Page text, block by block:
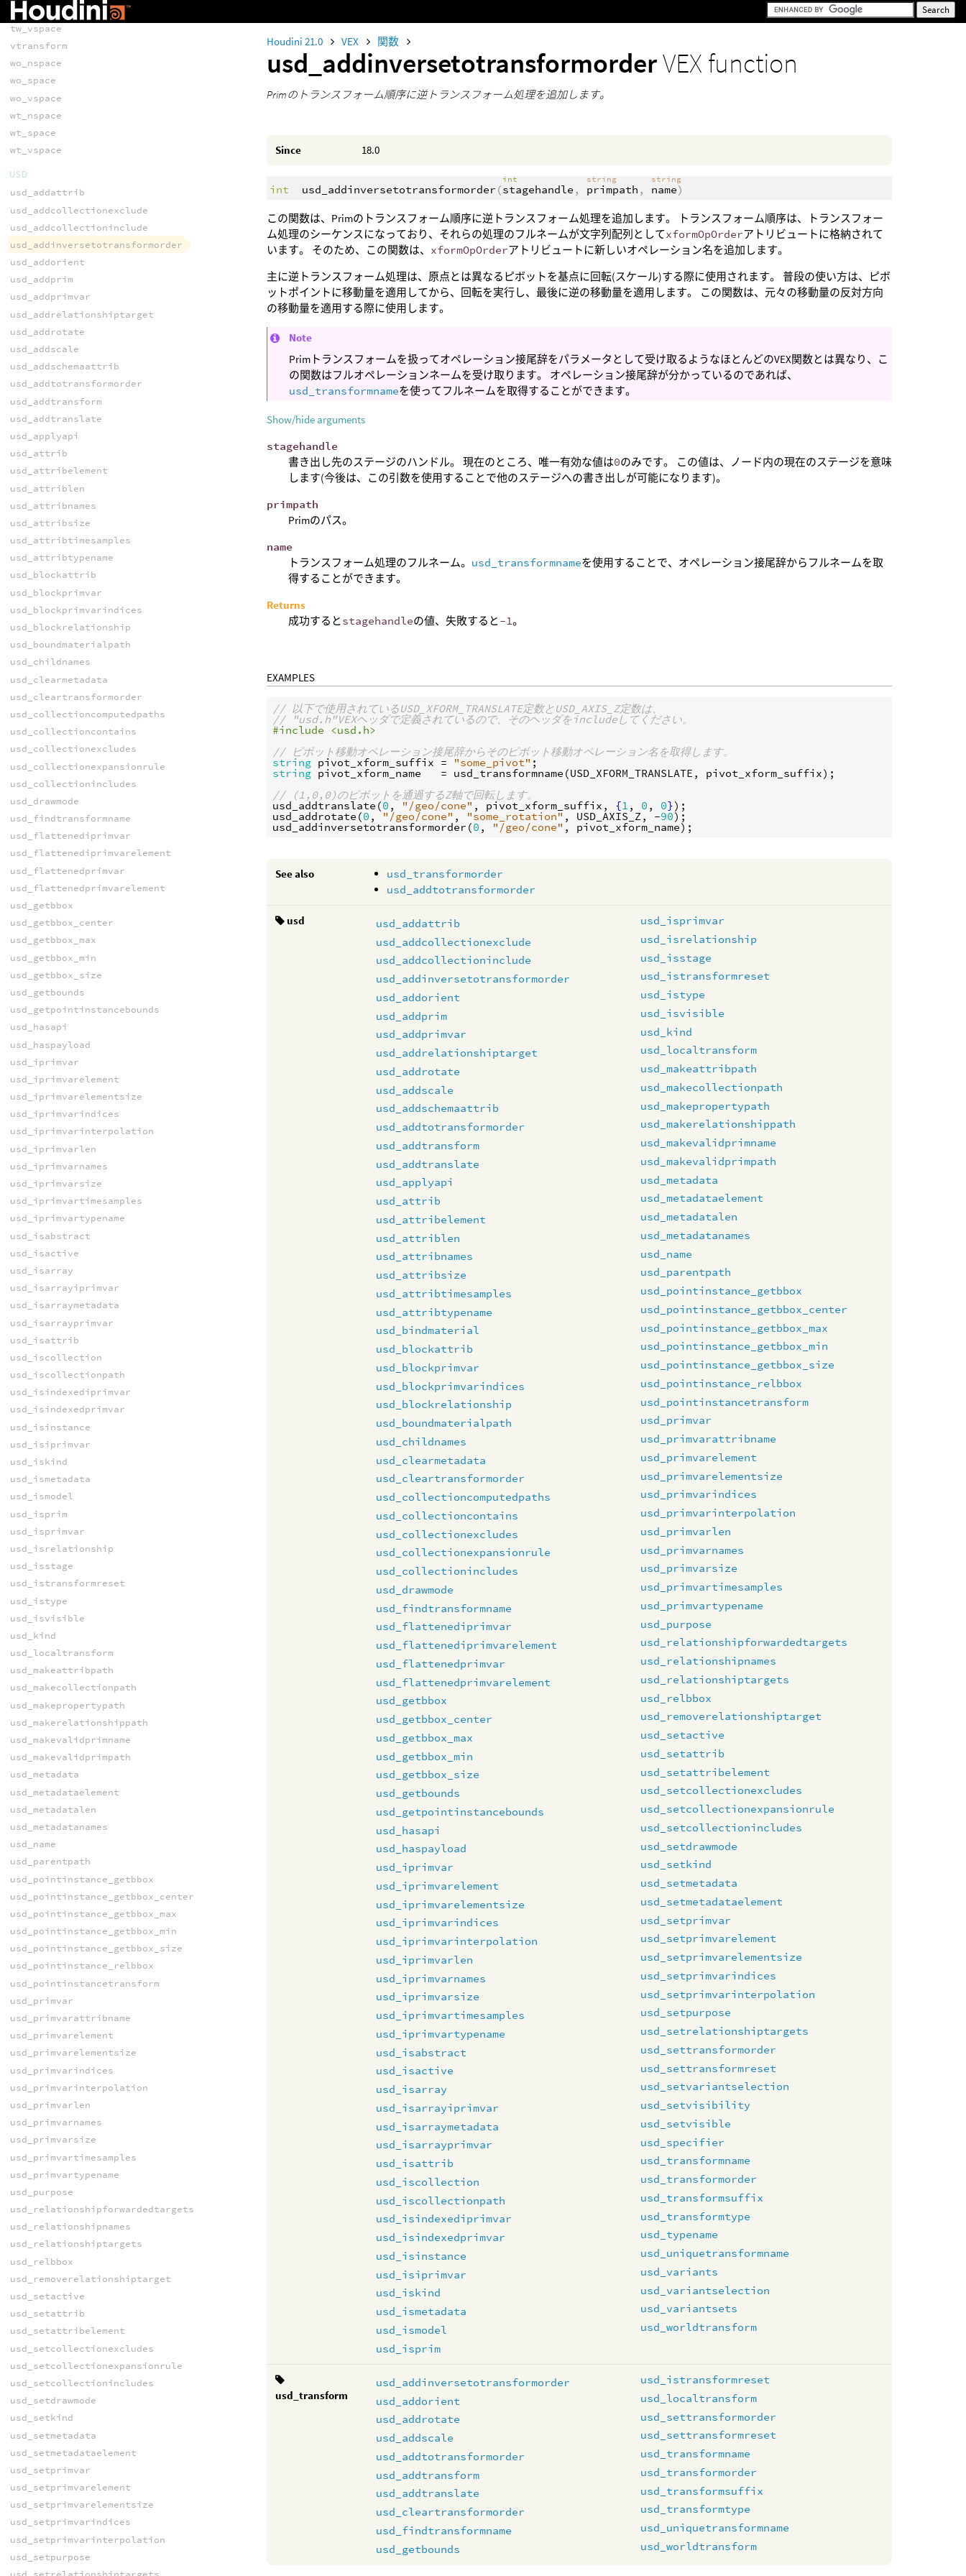
Houdini 21.0 VEX 関数
usd_addinversetotransformorderVEX function
Primのトランスフォーム順序に逆トランスフォーム処理を追加します。
Since 18.0
int usd_addinversetotransformorder (
int
stagehandle ,
string
primpath ,
string
name)
この関数は、Primのトランスフォーム順序に逆トランスフォーム処理を追加します。 トランスフォーム順序は、トランスフォー
ム処理のシーケンスになっており、それらの処理のフルネームが文字列配列としてxformOpOrderアトリビュートに格納されて
います。 そのため、この関数は、 xformOpOrderアトリビュートに新しいオペレーション名を追加します。
主に逆トランスフォーム処理は、原点とは異なるピボットを基点に回転(スケール)する際に使用されます。 普段の使い方は、ピボ
ットポイントに移動量を適用してから、回転を実行し、最後に逆の移動量を適用します。 この関数は、元々の移動量の反対方向
の移動量を適用する際に使用します。
Note
Primトランスフォームを扱ってオペレーション接尾辞をパラメータとして受け取るようなほとんどのVEX関数とは異なり、こ
の関数はフルオペレーションネームを受け取ります。 オペレーション接尾辞が分かっているのであれば、
usd_transformnameを使ってフルネームを取得することができます。
Show/hide arguments
stagehandle
書き出し先のステージのハンドル。 現在のところ、唯一有効な値は0のみです。 この値は、ノード内の現在のステージを意味
します(今後は、この引数を使用することで他のステージへの書き出しが可能になります)。
primpath
Primのパス。
name
トランスフォーム処理のフルネーム。 usd_transformnameを使用することで、オペレーション接尾辞からフルネームを取
得することができます。
Returns
成功するとstagehandleの値、失敗すると-1。
EXAMPLES
// 以下で使用されているUSD_XFORM_TRANSLATE定数とUSD_AXIS_Z定数は、
// "usd.h"VEXヘッダで定義されているので、そのヘッダをincludeしてください。
#include <usd.h>
// ピボット移動オペレーション接尾辞からそのピボット移動オペレーション名を取得します。
string pivot_xform_suffix = "some_pivot"
string pivot_xform_name
   =
usd_transformname (USD_XFORM_TRANSLATE , pivot_xform_suffix);
// (1,0,0)のピボットを通過するZ軸で回転します。
usd_addtranslate (0 , "/geo/cone" , pivot_xform_suffix , {1 , 0 , 0}
usd_addrotate (0 , "/geo/cone" , "some_rotation" , USD_AXIS_Z , -90
usd_addinversetotransformorder (0 , "/geo/cone" , pivot_xform_name
See also
usd_transformorder
usd_addtotransformorder
usd
usd_addattrib
usd_addcollectionexclude
usd_addcollectioninclude
usd_addinversetotransformorder
usd_addorient
usd_addprim
usd_addprimvar
usd_addrelationshiptarget
usd_addrotate
usd_addscale
usd_addschemaattrib
usd_addtotransformorder
usd_addtransform
usd_addtranslate
usd_applyapi
usd_attrib
usd_attribelement
usd_attriblen
usd_attribnames
usd_attribsize
usd_attribtimesamples
usd_attribtypename
usd_bindmaterial
usd_blockattrib
usd_blockprimvar
usd_blockprimvarindices
usd_blockrelationship
usd_boundmaterialpath
usd_childnames
usd_clearmetadata
usd_cleartransformorder
usd_collectioncomputedpaths
usd_collectioncontains
usd_collectionexcludes
usd_collectionexpansionrule
usd_collectionincludes
usd_drawmode
usd_findtransformname
usd_flattenediprimvar
usd_flattenediprimvarelement
usd_flattenedprimvar
usd_flattenedprimvarelement
usd_getbbox
usd_getbbox_center
usd_getbbox_max
usd_getbbox_min
usd_getbbox_size
usd_getbounds
usd_getpointinstancebounds
usd_hasapi
usd_haspayload
usd_iprimvar
usd_iprimvarelement
usd_iprimvarelementsize
usd_iprimvarindices
usd_iprimvarinterpolation
usd_iprimvarlen
usd_iprimvarnames
usd_iprimvarsize
usd_iprimvartimesamples
usd_iprimvartypename
usd_isabstract
usd_isactive
usd_isarray
usd_isarrayiprimvar
usd_isarraymetadata
usd_isarrayprimvar
usd_isattrib
usd_iscollection
usd_iscollectionpath
usd_isindexediprimvar
usd_isindexedprimvar
usd_isinstance
usd_isiprimvar
usd_iskind
usd_ismetadata
usd_ismodel
usd_isprim
usd_isprimvar
usd_isrelationship
usd_isstage
usd_istransformreset
usd_istype
usd_isvisible
usd_kind
usd_localtransform
usd_makeattribpath
usd_makecollectionpath
usd_makepropertypath
usd_makerelationshippath
usd_makevalidprimname
usd_makevalidprimpath
usd_metadata
usd_metadataelement
usd_metadatalen
usd_metadatanames
usd_name
usd_parentpath
usd_pointinstance_getbbox
usd_pointinstance_getbbox_center
usd_pointinstance_getbbox_max
usd_pointinstance_getbbox_min
usd_pointinstance_getbbox_size
usd_pointinstance_relbbox
usd_pointinstancetransform
usd_primvar
usd_primvarattribname
usd_primvarelement
usd_primvarelementsize
usd_primvarindices
usd_primvarinterpolation
usd_primvarlen
usd_primvarnames
usd_primvarsize
usd_primvartimesamples
usd_primvartypename
usd_purpose
usd_relationshipforwardedtargets
usd_relationshipnames
usd_relationshiptargets
usd_relbbox
usd_removerelationshiptarget
usd_setactive
usd_setattrib
usd_setattribelement
usd_setcollectionexcludes
usd_setcollectionexpansionrule
usd_setcollectionincludes
usd_setdrawmode
usd_setkind
usd_setmetadata
usd_setmetadataelement
usd_setprimvar
usd_setprimvarelement
usd_setprimvarelementsize
usd_setprimvarindices
usd_setprimvarinterpolation
usd_setpurpose
usd_setrelationshiptargets
usd_settransformorder
usd_settransformreset
usd_setvariantselection
usd_setvisibility
usd_setvisible
usd_specifier
usd_transformname
usd_transformorder
usd_transformsuffix
usd_transformtype
usd_typename
usd_uniquetransformname
usd_variants
usd_variantselection
usd_variantsets
usd_worldtransform
usd_transform
usd_addinversetotransformorder
usd_addorient
usd_addrotate
usd_addscale
usd_addtotransformorder
usd_addtransform
usd_addtranslate
usd_cleartransformorder
usd_findtransformname
usd_getbounds
usd_istransformreset
usd_localtransform
usd_settransformorder
usd_settransformreset
usd_transformname
usd_transformorder
usd_transformsuffix
usd_transformtype
usd_uniquetransformname
usd_worldtransform
tw_space
tw_vspace
vtransform
wo_nspace
wo_space
wo_vspace
wt_nspace
wt_space
wt_vspace
USD
usd_addattrib
usd_addcollectionexclude
usd_addcollectioninclude
usd_addinversetotransformorder
usd_addorient
usd_addprim
usd_addprimvar
usd_addrelationshiptarget
usd_addrotate
usd_addscale
usd_addschemaattrib
usd_addtotransformorder
usd_addtransform
usd_addtranslate
usd_applyapi
usd_attrib
usd_attribelement
usd_attriblen
usd_attribnames
usd_attribsize
usd_attribtimesamples
usd_attribtypename
usd_blockattrib
usd_blockprimvar
usd_blockprimvarindices
usd_blockrelationship
usd_boundmaterialpath
usd_childnames
usd_clearmetadata
usd_cleartransformorder
usd_collectioncomputedpaths
usd_collectioncontains
usd_collectionexcludes
usd_collectionexpansionrule
usd_collectionincludes
usd_drawmode
usd_findtransformname
usd_flattenediprimvar
usd_flattenediprimvarelement
usd_flattenedprimvar
usd_flattenedprimvarelement
usd_getbbox
usd_getbbox_center
usd_getbbox_max
usd_getbbox_min
usd_getbbox_size
usd_getbounds
usd_getpointinstancebounds
usd_hasapi
usd_haspayload
usd_iprimvar
usd_iprimvarelement
usd_iprimvarelementsize
usd_iprimvarindices
usd_iprimvarinterpolation
usd_iprimvarlen
usd_iprimvarnames
usd_iprimvarsize
usd_iprimvartimesamples
usd_iprimvartypename
usd_isabstract
usd_isactive
usd_isarray
usd_isarrayiprimvar
usd_isarraymetadata
usd_isarrayprimvar
usd_isattrib
usd_iscollection
usd_iscollectionpath
usd_isindexediprimvar
usd_isindexedprimvar
usd_isinstance
usd_isiprimvar
usd_iskind
usd_ismetadata
usd_ismodel
usd_isprim
usd_isprimvar
usd_isrelationship
usd_isstage
usd_istransformreset
usd_istype
usd_isvisible
usd_kind
usd_localtransform
usd_makeattribpath
usd_makecollectionpath
usd_makepropertypath
usd_makerelationshippath
usd_makevalidprimname
usd_makevalidprimpath
usd_metadata
usd_metadataelement
usd_metadatalen
usd_metadatanames
usd_name
usd_parentpath
usd_pointinstance_getbbox
usd_pointinstance_getbbox_center
usd_pointinstance_getbbox_max
usd_pointinstance_getbbox_min
usd_pointinstance_getbbox_size
usd_pointinstance_relbbox
usd_pointinstancetransform
usd_primvar
usd_primvarattribname
usd_primvarelement
usd_primvarelementsize
usd_primvarindices
usd_primvarinterpolation
usd_primvarlen
usd_primvarnames
usd_primvarsize
usd_primvartimesamples
usd_primvartypename
usd_purpose
usd_relationshipforwardedtargets
usd_relationshipnames
usd_relationshiptargets
usd_relbbox
usd_removerelationshiptarget
usd_setactive
usd_setattrib
usd_setattribelement
usd_setcollectionexcludes
usd_setcollectionexpansionrule
usd_setcollectionincludes
usd_setdrawmode
usd_setkind
usd_setmetadata
usd_setmetadataelement
usd_setprimvar
usd_setprimvarelement
usd_setprimvarelementsize
usd_setprimvarindices
usd_setprimvarinterpolation
usd_setpurpose